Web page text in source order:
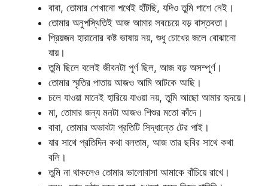
বাবা, তোমার শেখানো পথেই হাঁটছি, যদিও তুমি পাশে নেই।
তোমার অনুপস্থিতিই আজ আমার সবচেয়ে বড় বাস্তবতা।
প্রিয়জন হারানোর কষ্ট ভাষায় নয়, শুধু চোখের জলে বোঝানো
যায়।
তুমি ছিলে বলেই জীবনটা পূর্ণ ছিল, আজ বড় অসম্পূর্ণ।
তোমার স্মৃতির পাতায় আজও আমি আটকে আছি।
চলে যাওয়া মানেই হারিয়ে যাওয়া নয়, তুমি আছো আমার হৃদয়ে।
মা, তোমার জন্য মনটা আজও শিশুর মতো কাঁদে।
বাবা, তোমার অভাবটা প্রতিটি সিদ্ধান্তে টের পাই।
যার সাথে প্রতিদিন কথা বলতাম, আজ তার ছবির সাথে কথা
বলি।
তুমি না থাকলেও তোমার ভালোবাসা আমাকে বাঁচিয়ে রাখে।